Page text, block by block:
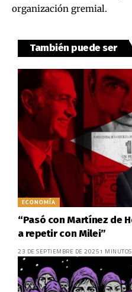
organización gremial.
También puede ser
ECONOMÍA
“Pasó con Martínez de
a repetir con Milei”
23 DE SEPTIEMBRE DE 20251